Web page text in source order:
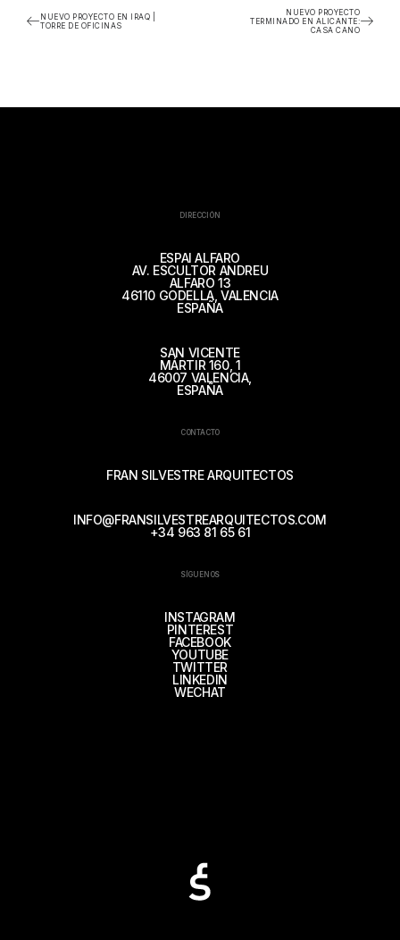
NUEVO PROYECTO EN IRAQ |
TORRE DE OFICINAS
NUEVO PROYECTO
TERMINADO EN ALICANTE:
CASA CANO
DIRECCIÓN
ESPAI ALFARO
AV. ESCULTOR ANDREU
ALFARO 13
46110 GODELLA, VALENCIA
ESPAÑA
SAN VICENTE
MÁRTIR 160, 1
46007 VALENCIA,
ESPAÑA
CONTACTO
FRAN SILVESTRE ARQUITECTOS
INFO@FRANSILVESTREARQUITECTOS.COM
+34 963 81 65 61
SÍGUENOS
INSTAGRAM
PINTEREST
FACEBOOK
YOUTUBE
TWITTER
LINKEDIN
WECHAT